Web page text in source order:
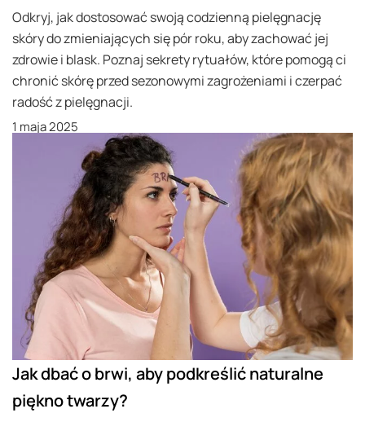
Odkryj, jak dostosować swoją codzienną pielęgnację
skóry do zmieniających się pór roku, aby zachować jej
zdrowie i blask. Poznaj sekrety rytuałów, które pomogą ci
chronić skórę przed sezonowymi zagrożeniami i czerpać
radość z pielęgnacji.
1 maja 2025
Jak dbać o brwi, aby podkreślić naturalne
piękno twarzy?